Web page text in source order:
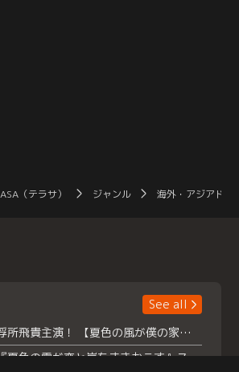
（テラサ） ジャンル 海外・アジアドラ
See all
浮所飛貴主演！ 【夏色の風が僕の家にやってきた】 本日よりテラサで独占配信スタート！
『夏色の雲が恋と嵐をまきおこす』スペシャルメイキング 【Part1】2026年７月18日（土）23時30分～配信スタート！話題のシーンの裏側を大公開！豪華キャスト大集合！ 『武宮家 真夏の家族会議』開催！